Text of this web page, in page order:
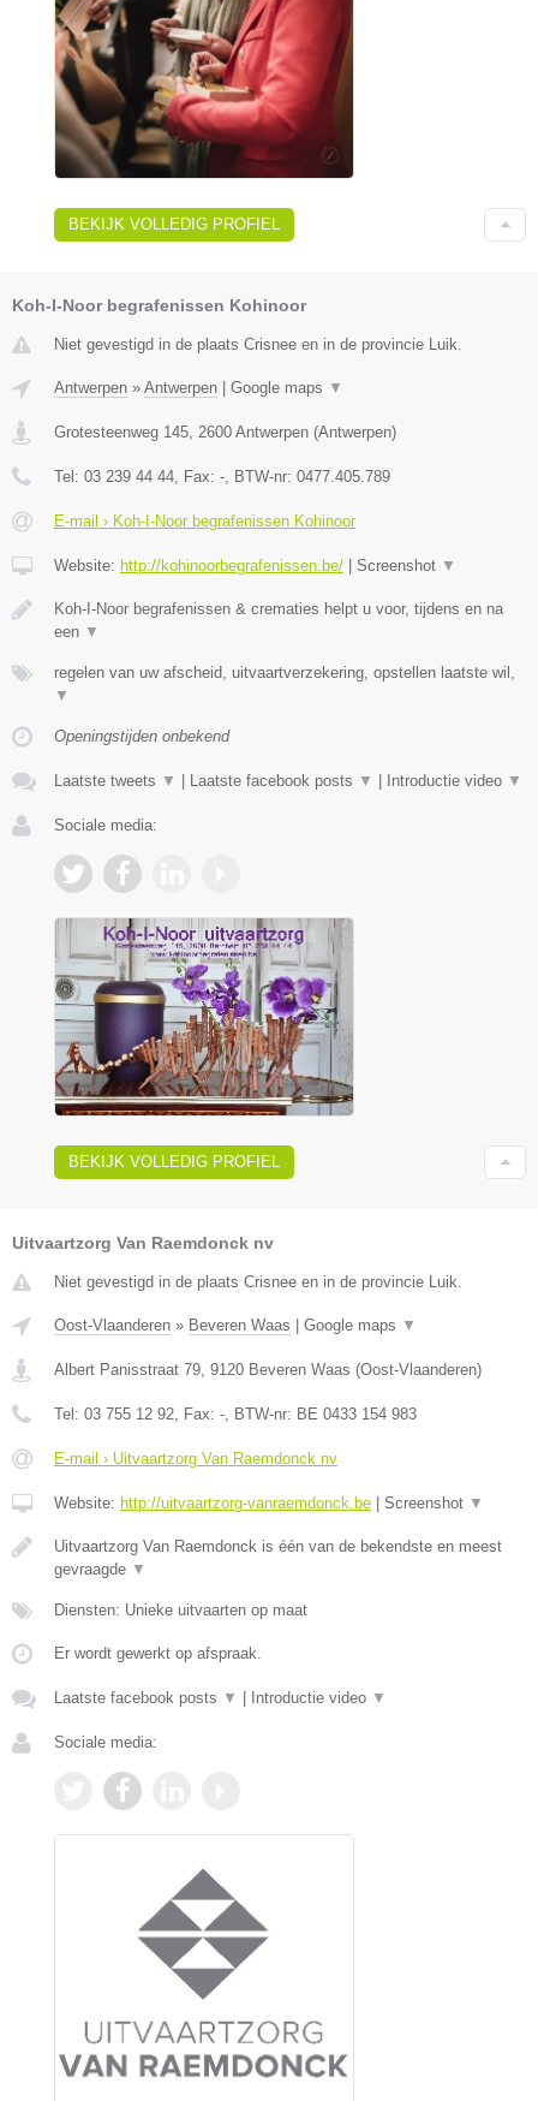
BEKIJK VOLLEDIG PROFIEL
Koh-I-Noor begrafenissen Kohinoor
Niet gevestigd in de plaats Crisnee en in de provincie Luik.
Antwerpen » Antwerpen | Google maps ▼
Grotesteenweg 145 2600 Antwerpen (Antwerpen)
Tel: 03 239 44 44 , Fax: - , BTW-nr: 0477.405.789
E-mail › Koh-I-Noor begrafenissen Kohinoor
Website: http://kohinoorbegrafenissen.be/ | Screenshot ▼
Koh-I-Noor begrafenissen & crematies helpt u voor, tijdens en na
een ▼
regelen van uw afscheid, uitvaartverzekering, opstellen laatste wil,
▼
Openingstijden onbekend
Laatste tweets ▼ | Laatste facebook posts ▼ | Introductie video ▼
Sociale media:
BEKIJK VOLLEDIG PROFIEL
Uitvaartzorg Van Raemdonck nv
Niet gevestigd in de plaats Crisnee en in de provincie Luik.
Oost-Vlaanderen » Beveren Waas Google maps ▼
Albert Panisstraat 79, 9120 Beveren Waas (Oost-Vlaanderen)
Tel: 03 755 12 92, Fax: -, BTW-nr: BE 0433 154 983
E-mail › Uitvaartzorg Van Raemdonck nv
Website: http://uitvaartzorg-vanraemdonck.be Screenshot ▼
Uitvaartzorg Van Raemdonck is één van de bekendste en meest
gevraagde ▼
Diensten: Unieke uitvaarten op maat
Er wordt gewerkt op afspraak.
Laatste facebook posts ▼ Introductie video ▼
Sociale media: